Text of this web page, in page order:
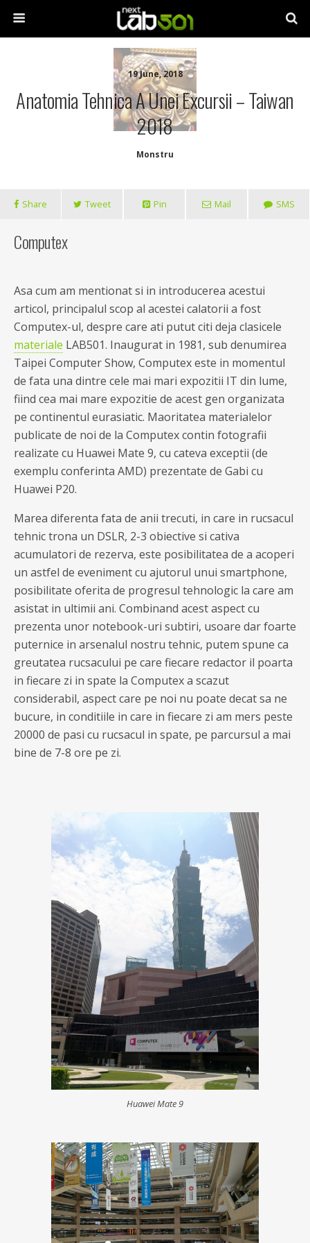
19 June, 2018
Anatomia Tehnica A Unei Excursii – Taiwan
2018
Monstru
Share Tweet Pin Mail SMS
Computex
Asa cum am mentionat si in introducerea acestui
articol, principalul scop al acestei calatorii a fost
Computex-ul, despre care ati putut citi deja clasicele
materiale LAB501. Inaugurat in 1981, sub denumirea
Taipei Computer Show, Computex este in momentul
de fata una dintre cele mai mari expozitii IT din lume,
fiind cea mai mare expozitie de acest gen organizata
pe continentul eurasiatic. Maoritatea materialelor
publicate de noi de la Computex contin fotografii
realizate cu Huawei Mate 9, cu cateva exceptii (de
exemplu conferinta AMD) prezentate de Gabi cu
Huawei P20.
Marea diferenta fata de anii trecuti, in care in rucsacul
tehnic trona un DSLR, 2-3 obiective si cativa
acumulatori de rezerva, este posibilitatea de a acoperi
un astfel de eveniment cu ajutorul unui smartphone,
posibilitate oferita de progresul tehnologic la care am
asistat in ultimii ani. Combinand acest aspect cu
prezenta unor notebook-uri subtiri, usoare dar foarte
puternice in arsenalul nostru tehnic, putem spune ca
greutatea rucsacului pe care fiecare redactor il poarta
in fiecare zi in spate la Computex a scazut
considerabil, aspect care pe noi nu poate decat sa ne
bucure, in conditiile in care in fiecare zi am mers peste
20000 de pasi cu rucsacul in spate, pe parcursul a mai
bine de 7-8 ore pe zi.
Huawei Mate 9